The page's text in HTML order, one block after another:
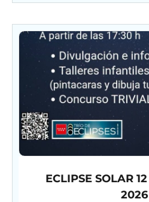
ECLIPSE SOLAR
2026